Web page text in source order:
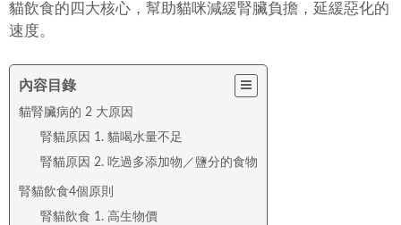
貓飲食的四大核心，幫助貓咪減緩腎臟負擔，延緩惡化的
速度。
內容目錄
貓腎臟病的 2 大原因
腎貓原因 1. 貓喝水量不足
腎貓原因 2. 吃過多添加物／鹽分的食物
腎貓飲食4個原則
腎貓飲食 1. 高生物價